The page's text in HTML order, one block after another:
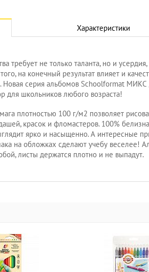
Характеристики
требует не только таланта, но и
на конечный результат влияет и
Новая серия альбомов Schoolformat
школьников любого возраста!
плотностью 100 г/м2 позволяет
красок и фломастеров. 100%
ярко и насыщенно. А интересные
на обложках сделают учебу веселее!
листы держатся плотно и не выпадут.